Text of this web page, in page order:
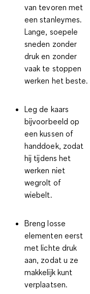
van tevoren met
een stanleymes.
Lange, soepele
sneden zonder
druk en zonder
vaak te stoppen
werken het beste.
Leg de kaars
bijvoorbeeld op
een kussen of
handdoek, zodat
hij tijdens het
werken niet
wegrolt of
wiebelt.
Breng losse
elementen eerst
met lichte druk
aan, zodat u ze
makkelijk kunt
verplaatsen.